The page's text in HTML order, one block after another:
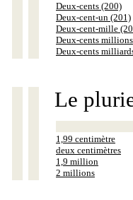
Deux-cents (200)
Deux-cent-un (201)
Deux-cent-mille
Deux-cents millions
Deux-cents
Le
1,99 centimètre
deux centimètres
1,9 million
2 millions